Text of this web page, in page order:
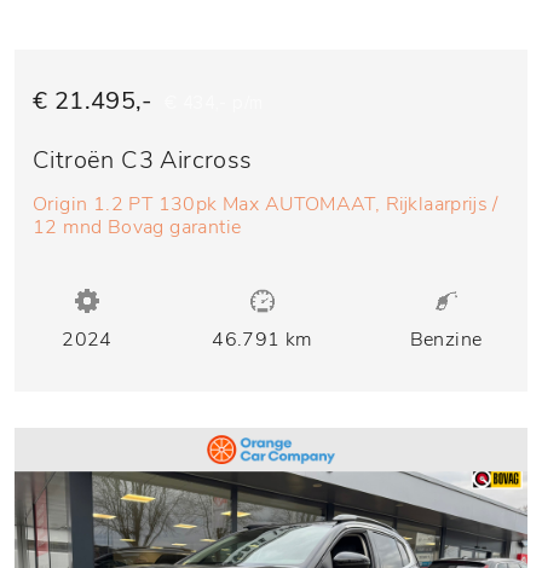
€ 21.495,-
Citroën C3 Aircross
Origin 1.2 PT 130pk Max AUTOMAAT, Rijklaarprijs /
12 mnd Bovag garantie
2024 46.791 km Benzine